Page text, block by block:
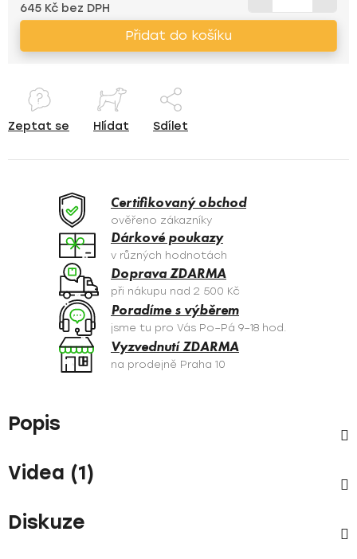
645 Kč bez DPH
Přidat do košíku
Zeptat se Hlídat Sdílet
Certifikovaný obchod
ověřeno zákazníky
Dárkové poukazy
v různých hodnotách
Doprava ZDARMA
při nákupu nad 2 500 Kč
Poradíme s výběrem
jsme tu pro Vás Po–Pá 9–18 hod.
Vyzvednutí ZDARMA
na prodejně Praha 10
Popis
Videa (1)
Diskuze